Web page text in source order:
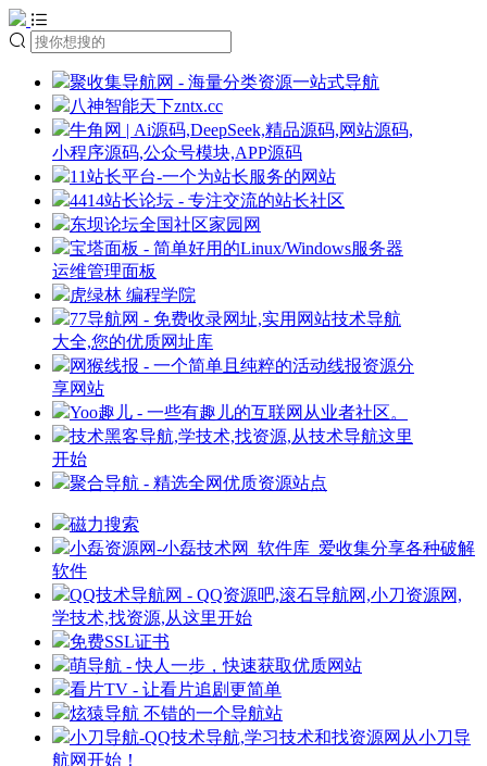
聚收集导航网 - 海量分类资源一站式导航
八神智能天下zntx.cc
牛角网 | Ai源码,DeepSeek,精品源码,网站源码,
小程序源码,公众号模块,APP源码
11站长平台-一个为站长服务的网站
4414站长论坛 - 专注交流的站长社区
东坝论坛全国社区家园网
宝塔面板 - 简单好用的Linux/Windows服务器
运维管理面板
虎绿林 编程学院
77导航网 - 免费收录网址,实用网站技术导航
大全,您的优质网址库
网猴线报 - 一个简单且纯粹的活动线报资源分
享网站
Yoo趣儿 - 一些有趣儿的互联网从业者社区。
技术黑客导航,学技术,找资源,从技术导航这里
开始
聚合导航 - 精选全网优质资源站点
磁力搜索
小磊资源网-小磊技术网_软件库_爱收集分享各种破解
软件
QQ技术导航网 - QQ资源吧,滚石导航网,小刀资源网,
学技术,找资源,从这里开始
免费SSL证书
萌导航 - 快人一步，快速获取优质网站
看片TV - 让看片追剧更简单
炫猿导航 不错的一个导航站
小刀导航-QQ技术导航,学习技术和找资源网从小刀导
航网开始！